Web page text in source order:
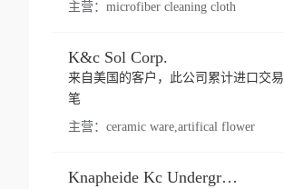
主营： microfiber cleaning cloth
K&c Sol Corp.
来自美国的客户，此公司累计进口交易
笔
主营： ceramic ware,artifical flower
Knapheide Kc Underground